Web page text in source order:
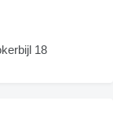
18